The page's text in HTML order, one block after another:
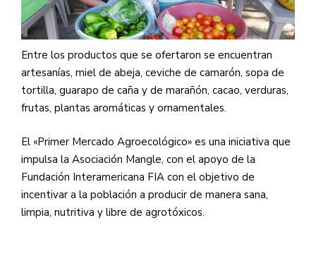
Entre los productos que se ofertaron se encuentran
artesanías, miel de abeja, ceviche de camarón, sopa de
tortilla, guarapo de caña y de marañón, cacao, verduras,
frutas, plantas aromáticas y ornamentales.
El «Primer Mercado Agroecológico» es una iniciativa que
impulsa la Asociación Mangle, con el apoyo de la
Fundación Interamericana FIA con el objetivo de
incentivar a la población a producir de manera sana,
limpia, nutritiva y libre de agrotóxicos.